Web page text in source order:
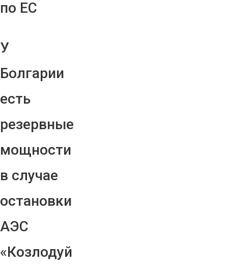
по ЕС
У
Болгарии
есть
резервные
мощности
в случае
остановки
АЭС
«Козлодуй